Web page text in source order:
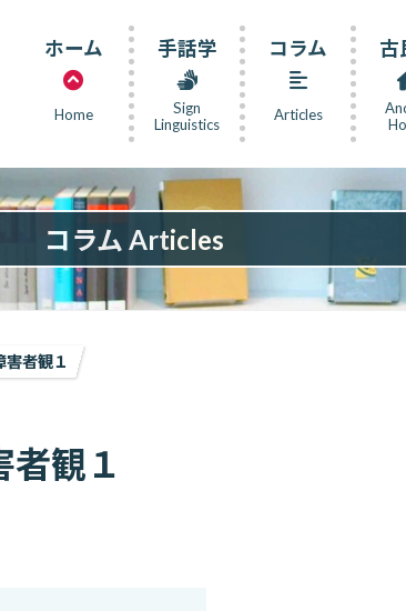
ホーム
Home
手話学
Sign
Linguistics
コラム
Articles
古
コラム Articles
者観１
観１